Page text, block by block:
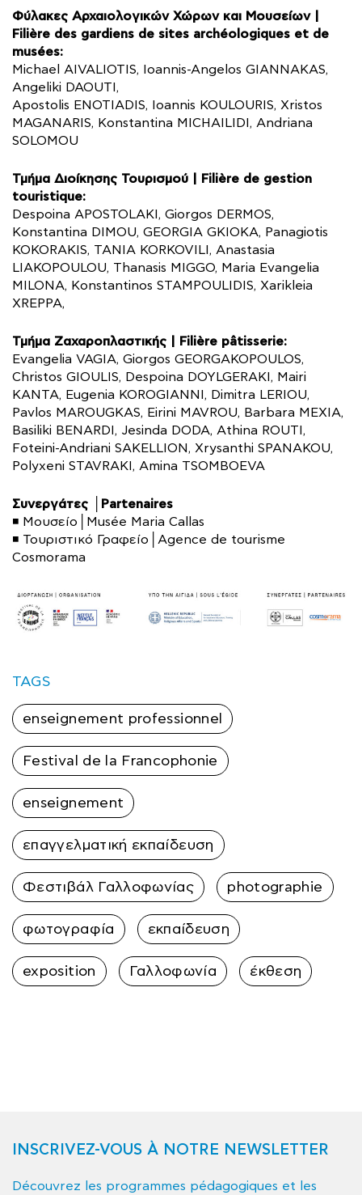
Φύλακες Αρχαιολογικών Χώρων και Μουσείων |
Filière des gardiens de sites archéologiques et de
musées:
Michael AIVALIOTIS, Ioannis-Angelos GIANNAKAS,
Angeliki DAOUTI,
Apostolis ENOTIADIS, Ioannis KOULOURIS, Xristos
MAGANARIS, Konstantina MICHAILIDI, Andriana
SOLOMOU
Τμήμα Διοίκησης Τουρισμού | Filière de gestion
touristique:
Despoina APOSTOLAKI, Giorgos DERMOS,
Konstantina DIMOU, GEORGIA GKIOKA, Panagiotis
KOKORAKIS, TANIA KORKOVILI, Anastasia
LIAKOPOULOU, Thanasis MIGGO, Maria Evangelia
MILONA, Konstantinos STAMPOULIDIS, Xarikleia
XREPPA,
Τμήμα Ζαχαροπλαστικής | Filière pâtisserie:
Εvangelia VAGIA, Giorgos GEORGAKOPOULOS,
Christos GIOULIS, Despoina DOYLGERAKI, Mairi
KANTA, Eugenia KOROGIANNI, Dimitra LERIOU,
Pavlos MAROUGKAS, Eirini MAVROU, Barbara MEXIA,
Basiliki BENARDI, Jesinda DODA, Athina ROUTI,
Foteini-Andriani SAKELLION, Xrysanthi SPANAKOU,
Polyxeni STAVRAKI, Amina TSOMBOEVA
Συνεργάτες │Partenaires
◾ Μουσείο│Musée Maria Callas
◾ Τουριστικό Γραφείο│Agence de tourisme
Cosmorama
TAGS
enseignement professionnel
Festival de la Francophonie
enseignement
επαγγελματική εκπαίδευση
Φεστιβάλ Γαλλοφωνίας photographie
φωτογραφία εκπαίδευση
exposition Γαλλοφωνία έκθεση
INSCRIVEZ-VOUS À NOTRE NEWSLETTER
Découvrez les programmes pédagogiques et les